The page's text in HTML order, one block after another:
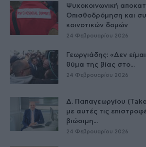
Ψυχοκοινωνική
Οπισθοδρόμηση και
κοινοτικών δομών
24 Φεβρουαρίου 2026
Γεωργιάδης: «Δεν
θύμα της βίας στο...
24 Φεβρουαρίου 2026
Δ. Παπαγεωργίου
με αυτές τις
βιώσιμη...
24 Φεβρουαρίου 2026